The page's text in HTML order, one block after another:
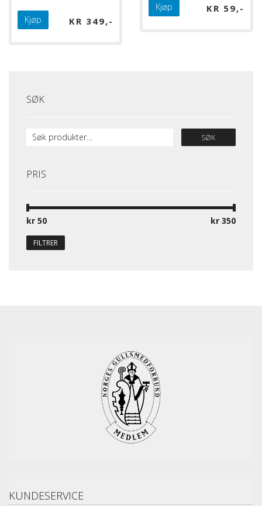
KR 349
Kjøp
KR 59
Kjøp
SØK
SØK
PRIS
FILTRER
kr 50 kr 350
KUNDESERVICE